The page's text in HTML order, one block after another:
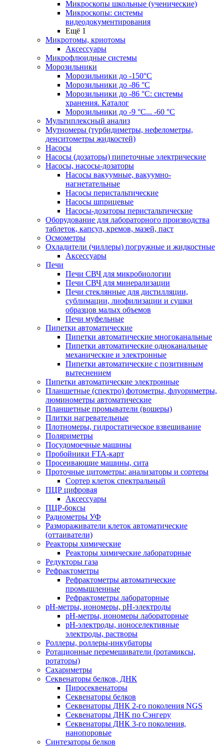
Микроскопы школьные (ученические)
Микроскопы: системы
видеодокументирования
Ещё 1
Микротомы, криотомы
Аксессуары
Микрофлюидные системы
Морозильники
Морозильники до -150°С
Морозильники до -86 °C
Морозильники до -86 °C: системы
хранения. Каталог
Морозильники до -9 °C... -60 °C
Мультиплексный анализ
Мутномеры (турбидиметры, нефелометры,
денситометры жидкостей)
Насосы
Насосы (дозаторы) пипеточные электрические
Насосы, насосы-дозаторы
Насосы вакуумные, вакуумно-
нагнетательные
Насосы перистальтические
Насосы шприцевые
Насосы-дозаторы перистальтические
Оборудование для лабораторного производства
таблеток, капсул, кремов, мазей, паст
Осмометры
Охладители (чиллеры) погружные и жидкостные
Аксессуары
Печи
Печи СВЧ для микробиологии
Печи СВЧ для минерализации
Печи стеклянные для дистилляции,
сублимации, лиофилизации и сушки
образцов малых объемов
Печи муфельные
Пипетки автоматические
Пипетки автоматические многоканальные
Пипетки автоматические одноканальные
механические и электронные
Пипетки автоматические с позитивным
вытеснением
Пипетки автоматические электронные
Планшетные (спектро) фотометры, флуориметры,
люминометры автоматические
Планшетные промыватели (вошеры)
Плитки нагревательные
Плотномеры, гидростатическое взвешивание
Поляриметры
Посудомоечные машины
Пробойники FTA-карт
Просеивающие машины, сита
Проточные цитометры: анализаторы и сортеры
Сортер клеток спектральный
ПЦР цифровая
Аксессуары
ПЦР-боксы
Радиометры УФ
Размораживатели клеток автоматические
(оттаиватели)
Реакторы химические
Реакторы химические лабораторные
Редукторы газа
Рефрактометры
Рефрактометры автоматические
промышленные
Рефрактометры лабораторные
рН-метры, иономеры, рН-электроды
рН-метры, иономеры лабораторные
рН-электроды, ионоселективные
электроды, растворы
Роллеры, роллеры-инкубаторы
Ротационные перемешиватели (ротамиксы,
ротаторы)
Сахариметры
Секвенаторы белков, ДНК
Пиросеквенаторы
Секвенаторы белков
Секвенаторы ДНК 2-го поколения NGS
Секвенаторы ДНК по Сэнгеру
Секвенаторы ДНК 3-го поколения,
нанопоровые
Синтезаторы белков